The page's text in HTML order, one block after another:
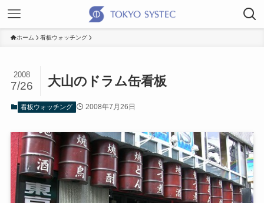
ホーム 看板ウォッチング
大山のドラム缶看板
2008
7/26
看板ウォッチング 2008年7月26日